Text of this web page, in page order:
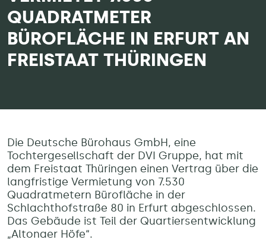
QUADRATMETER
BÜROFLÄCHE IN ERFURT AN
FREISTAAT THÜRINGEN
Die Deutsche Bürohaus GmbH, eine
Tochtergesellschaft der DVI Gruppe, hat mit
dem Freistaat Thüringen einen Vertrag über die
langfristige Vermietung von 7.530
Quadratmetern Bürofläche in der
Schlachthofstraße 80 in Erfurt abgeschlossen.
Das Gebäude ist Teil der Quartiersentwicklung
„Altonaer Höfe“.